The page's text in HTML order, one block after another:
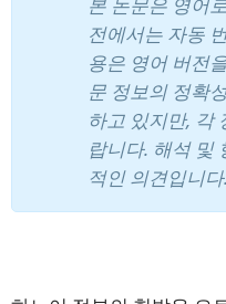
전에서는 자동
용은 영어 버전
문 정보의 정확
하고 있지만, 각
랍니다. 해석 및
적인 의견입니다.